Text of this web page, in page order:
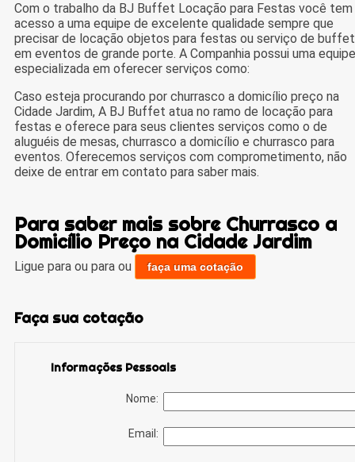
Com o trabalho da BJ Buffet Locação para Festas você tem
acesso a uma equipe de excelente qualidade sempre que
precisar de locação objetos para festas ou serviço de buffet
em eventos de grande porte. A Companhia possui uma equipe
especializada em oferecer serviços como:
Caso esteja procurando por churrasco a domicílio preço na
Cidade Jardim, A BJ Buffet atua no ramo de locação para
festas e oferece para seus clientes serviços como o de
aluguéis de mesas, churrasco a domicílio e churrasco para
eventos. Oferecemos serviços com comprometimento, não
deixe de entrar em contato para saber mais.
Para saber mais sobre Churrasco a
Domicílio Preço na Cidade Jardim
Ligue para ou para ou faça uma cotação
Faça sua cotação
Informações Pessoais
Nome:
Email: